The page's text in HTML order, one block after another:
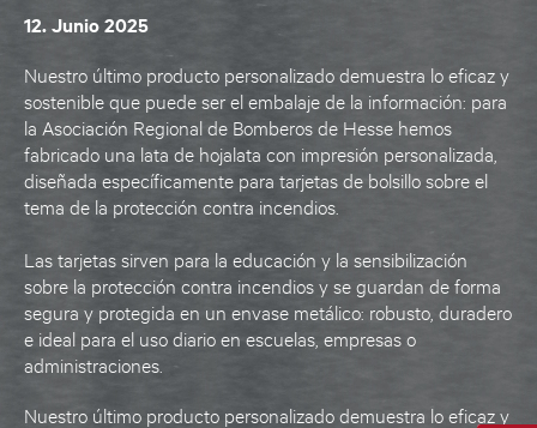
12. Junio 2025
Nuestro último producto personalizado demuestra lo eficaz y
sostenible que puede ser el embalaje de la información: para
la Asociación Regional de Bomberos de Hesse hemos
fabricado una lata de hojalata con impresión personalizada,
diseñada específicamente para tarjetas de bolsillo sobre el
tema de la protección contra incendios.
Las tarjetas sirven para la educación y la sensibilización
sobre la protección contra incendios y se guardan de forma
segura y protegida en un envase metálico: robusto, duradero
e ideal para el uso diario en escuelas, empresas o
administraciones.
Nuestro último producto personalizado demuestra lo eficaz y